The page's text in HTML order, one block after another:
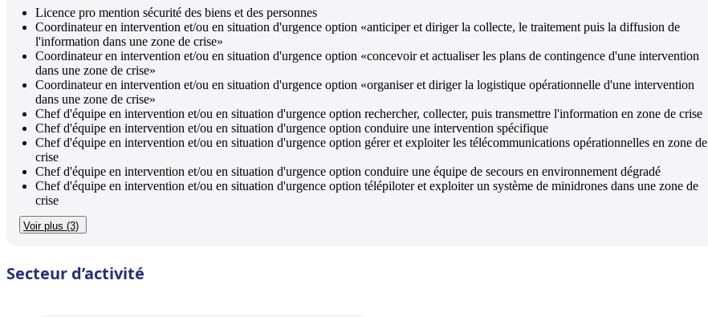
Licence pro mention sécurité des biens et des personnes
Coordinateur en intervention et/ou en situation d'urgence option «anticiper et diriger la collecte, le traitement puis la diffusion de
l'information dans une zone de crise»
Coordinateur en intervention et/ou en situation d'urgence option «concevoir et actualiser les plans de contingence d'une intervention
dans une zone de crise»
Coordinateur en intervention et/ou en situation d'urgence option «organiser et diriger la logistique opérationnelle d'une intervention
dans une zone de crise»
Chef d'équipe en intervention et/ou en situation d'urgence option rechercher, collecter, puis transmettre l'information en zone de crise
Chef d'équipe en intervention et/ou en situation d'urgence option conduire une intervention spécifique
Chef d'équipe en intervention et/ou en situation d'urgence option gérer et exploiter les télécommunications opérationnelles en zone de
crise
Chef d'équipe en intervention et/ou en situation d'urgence option conduire une équipe de secours en environnement dégradé
Chef d'équipe en intervention et/ou en situation d'urgence option télépiloter et exploiter un système de minidrones dans une zone de
crise
Voir plus (3)
Secteur d’activité